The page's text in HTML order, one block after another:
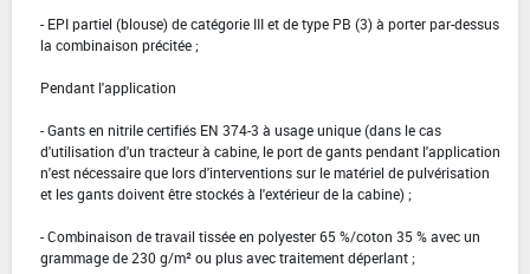
- EPI partiel (blouse) de catégorie III et de type PB (3) à porter par-dessus
la combinaison précitée ;
Pendant l'application
- Gants en nitrile certifiés EN 374-3 à usage unique (dans le cas
d'utilisation d'un tracteur à cabine, le port de gants pendant l'application
n'est nécessaire que lors d'interventions sur le matériel de pulvérisation
et les gants doivent être stockés à l'extérieur de la cabine) ;
- Combinaison de travail tissée en polyester 65 %/coton 35 % avec un
grammage de 230 g/m² ou plus avec traitement déperlant ;